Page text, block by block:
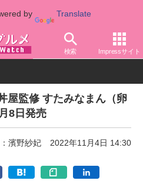
by Translate
検索 Impressサイト
ファミリーマート
屋監修 すたみなまん（卵
8日発売
濱野紗妃 2022年11月4日 14:30